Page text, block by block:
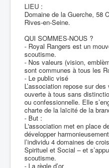
LIEU :
Domaine de la Guerche, 58
Rives-en-Seine.
QUI SOMMES-NOUS ?
- Royal Rangers est un
scoutisme.
- Nos valeurs (vision,
sont communes à tous les
- Le public visé
L’association repose sur
ouverte à tous sans
ou confessionnelle. Elle
charte de la laïcité de la
- But :
L'association met en place
développer
l’individu 4 domaines de
Spirituel et Social – et
scoutisme.
- La règle d’or